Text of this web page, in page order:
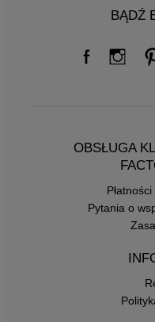
BĄDŹ
OBSŁUGA
Pytania o